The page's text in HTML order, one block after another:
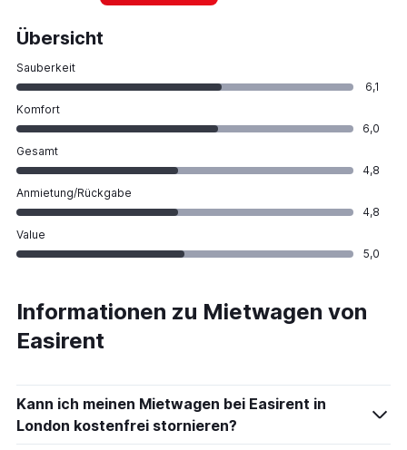
Übersicht
Sauberkeit
6,1
Komfort
6,0
Gesamt
4,8
Anmietung/Rückgabe
4,8
Value
5,0
Informationen zu Mietwagen von
Easirent
Kann ich meinen Mietwagen bei Easirent in
London kostenfrei stornieren?